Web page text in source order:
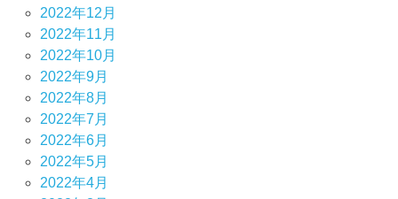
2022年12月
2022年11月
2022年10月
2022年9月
2022年8月
2022年7月
2022年6月
2022年5月
2022年4月